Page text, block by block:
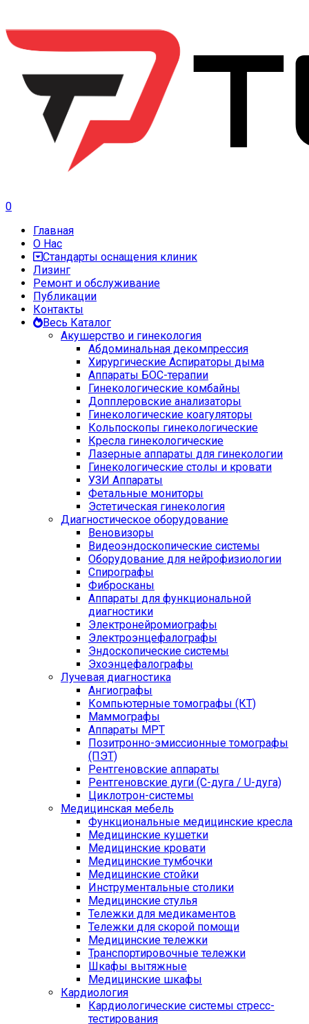
0
Главная
О Нас
Стандарты оснащения клиник
Лизинг
Ремонт и обслуживание
Публикации
Контакты
Весь Каталог
Акушерство и гинекология
Абдоминальная декомпрессия
Хирургические Аспираторы дыма
Аппараты БОС-терапии
Гинекологические комбайны
Допплеровские анализаторы
Гинекологические коагуляторы
Кольпоскопы гинекологические
Кресла гинекологические
Лазерные аппараты для гинекологии
Гинекологические столы и кровати
УЗИ Аппараты
Фетальные мониторы
Эстетическая гинекология
Диагностическое оборудование
Веновизоры
Видеоэндоскопические системы
Оборудование для нейрофизиологии
Спирографы
Фибросканы
Аппараты для функциональной
диагностики
Электронейромиографы
Электроэнцефалографы
Эндоскопические системы
Эхоэнцефалографы
Лучевая диагностика
Ангиографы
Компьютерные томографы (КТ)
Маммографы
Аппараты МРТ
Позитронно-эмиссионные томографы
(ПЭТ)
Рентгеновские аппараты
Рентгеновские дуги (С-дуга / U-дуга)
Циклотрон-системы
Медицинская мебель
Функциональные медицинские кресла
Медицинские кушетки
Медицинские кровати
Медицинские тумбочки
Медицинские стойки
Инструментальные столики
Медицинские стулья
Тележки для медикаментов
Тележки для скорой помощи
Медицинские тележки
Транспортировочные тележки
Шкафы вытяжные
Медицинские шкафы
Кардиология
Кардиологические системы стресс-
тестирования